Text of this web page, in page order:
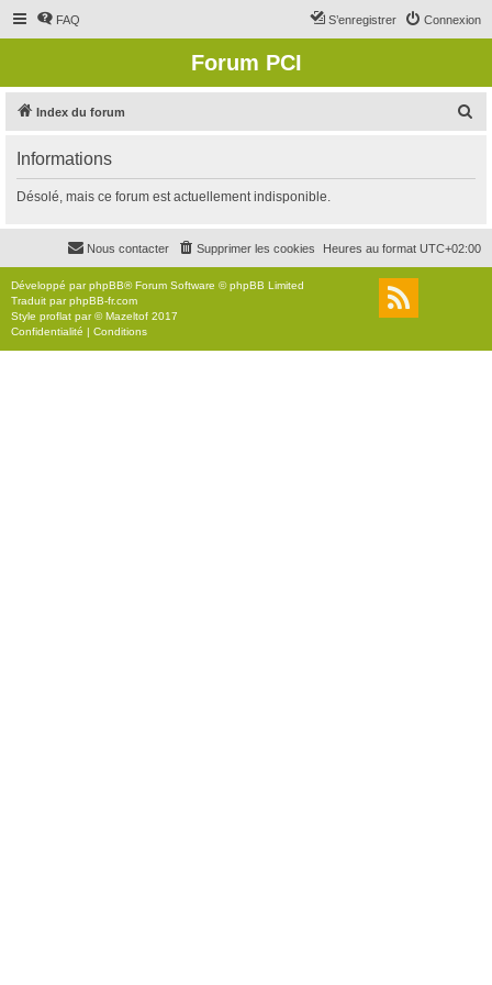
FAQ Connexion
S’enregistrer
Forum PCI
Index du forum
r
c
r
Informations
Désolé, mais ce forum est actuellement indisponible.
Heures au format UTC+02:00
Supprimer les cookies
Nous contacter
Développé parphpBB® Forum Software © phpBB Limited
Traduit parphpBB-fr.com
Style proflat par ©Mazeltof 2017
Confidentialité | Conditions